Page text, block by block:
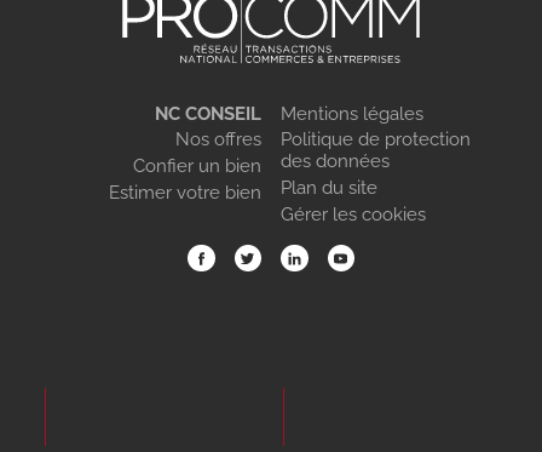
NC CONSEIL
Nos offres
Confier un bien
Estimer votre bien
Mentions légales
Politique de protection
des données
Plan du site
Gérer les cookies